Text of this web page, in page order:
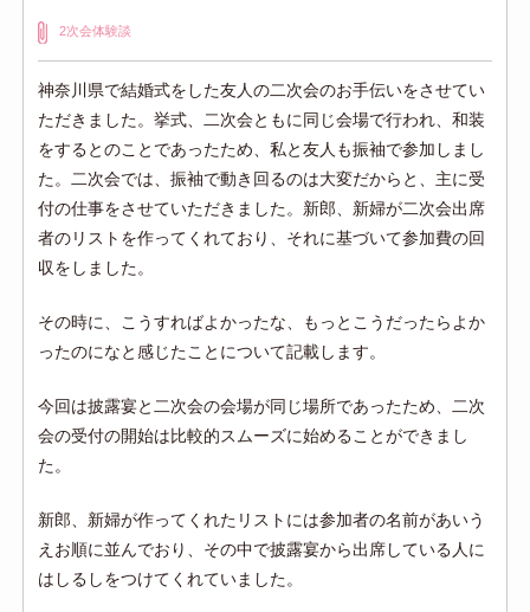
2次会体験談
神奈川県で結婚式をした友人の二次会のお手伝いをさせてい
ただきました。挙式、二次会ともに同じ会場で行われ、和装
をするとのことであったため、私と友人も振袖で参加しまし
た。二次会では、振袖で動き回るのは大変だからと、主に受
付の仕事をさせていただきました。新郎、新婦が二次会出席
者のリストを作ってくれており、それに基づいて参加費の回
収をしました。
その時に、こうすればよかったな、もっとこうだったらよか
ったのになと感じたことについて記載します。
今回は披露宴と二次会の会場が同じ場所であったため、二次
会の受付の開始は比較的スムーズに始めることができまし
た。
新郎、新婦が作ってくれたリストには参加者の名前があいう
えお順に並んでおり、その中で披露宴から出席している人に
はしるしをつけてくれていました。